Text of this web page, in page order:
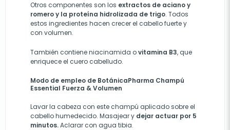
Otros componentes son los extractos de aciano y
romero y la proteína hidrolizada de trigo. Todos
estos ingredientes hacen crecer el cabello fuerte y
con volumen.
También contiene niacinamida ovitamina B3, que
enriquece el cuero cabelludo.
Modo de empleo de BotánicaPharma Champú
Essential Fuerza & Volumen
Lavar la cabeza con este champú aplicado sobre el
cabello humedecido. Masajear y dejar actuar por 5
minutos.Aclarar con agua tibia.